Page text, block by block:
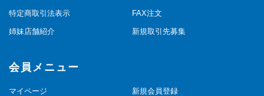
特定商取引法表示 FAX注文
姉妹店舗紹介 新規取引先募集
会員メニュー
マイページ 新規会員登録